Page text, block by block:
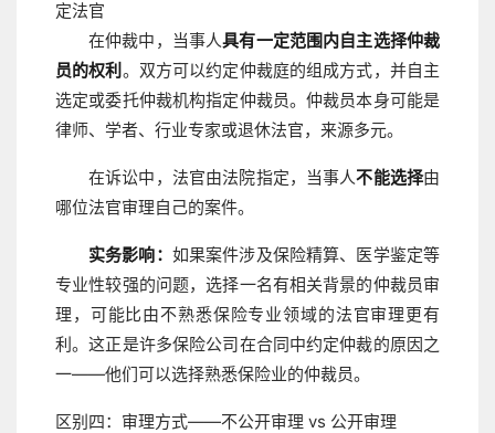
定法官
在仲裁中，当事人具有一定范围内自主选择仲裁
员的权利 。双方可以约定仲裁庭的组成方式，并自主
选定或委托仲裁机构指定仲裁员。仲裁员本身可能是
律师、学者、行业专家或退休法官，来源多元。
在诉讼中，法官由法院指定，当事人不能选择由
哪位法官审理自己的案件。
实务影响： 如果案件涉及保险精算、医学鉴定等
专业性较强的问题，选择一名有相关背景的仲裁员审
理，可能比由不熟悉保险专业领域的法官审理更有
利。这正是许多保险公司在合同中约定仲裁的原因之
一——他们可以选择熟悉保险业的仲裁员。
区别四：审理方式——不公开审理 vs 公开审理